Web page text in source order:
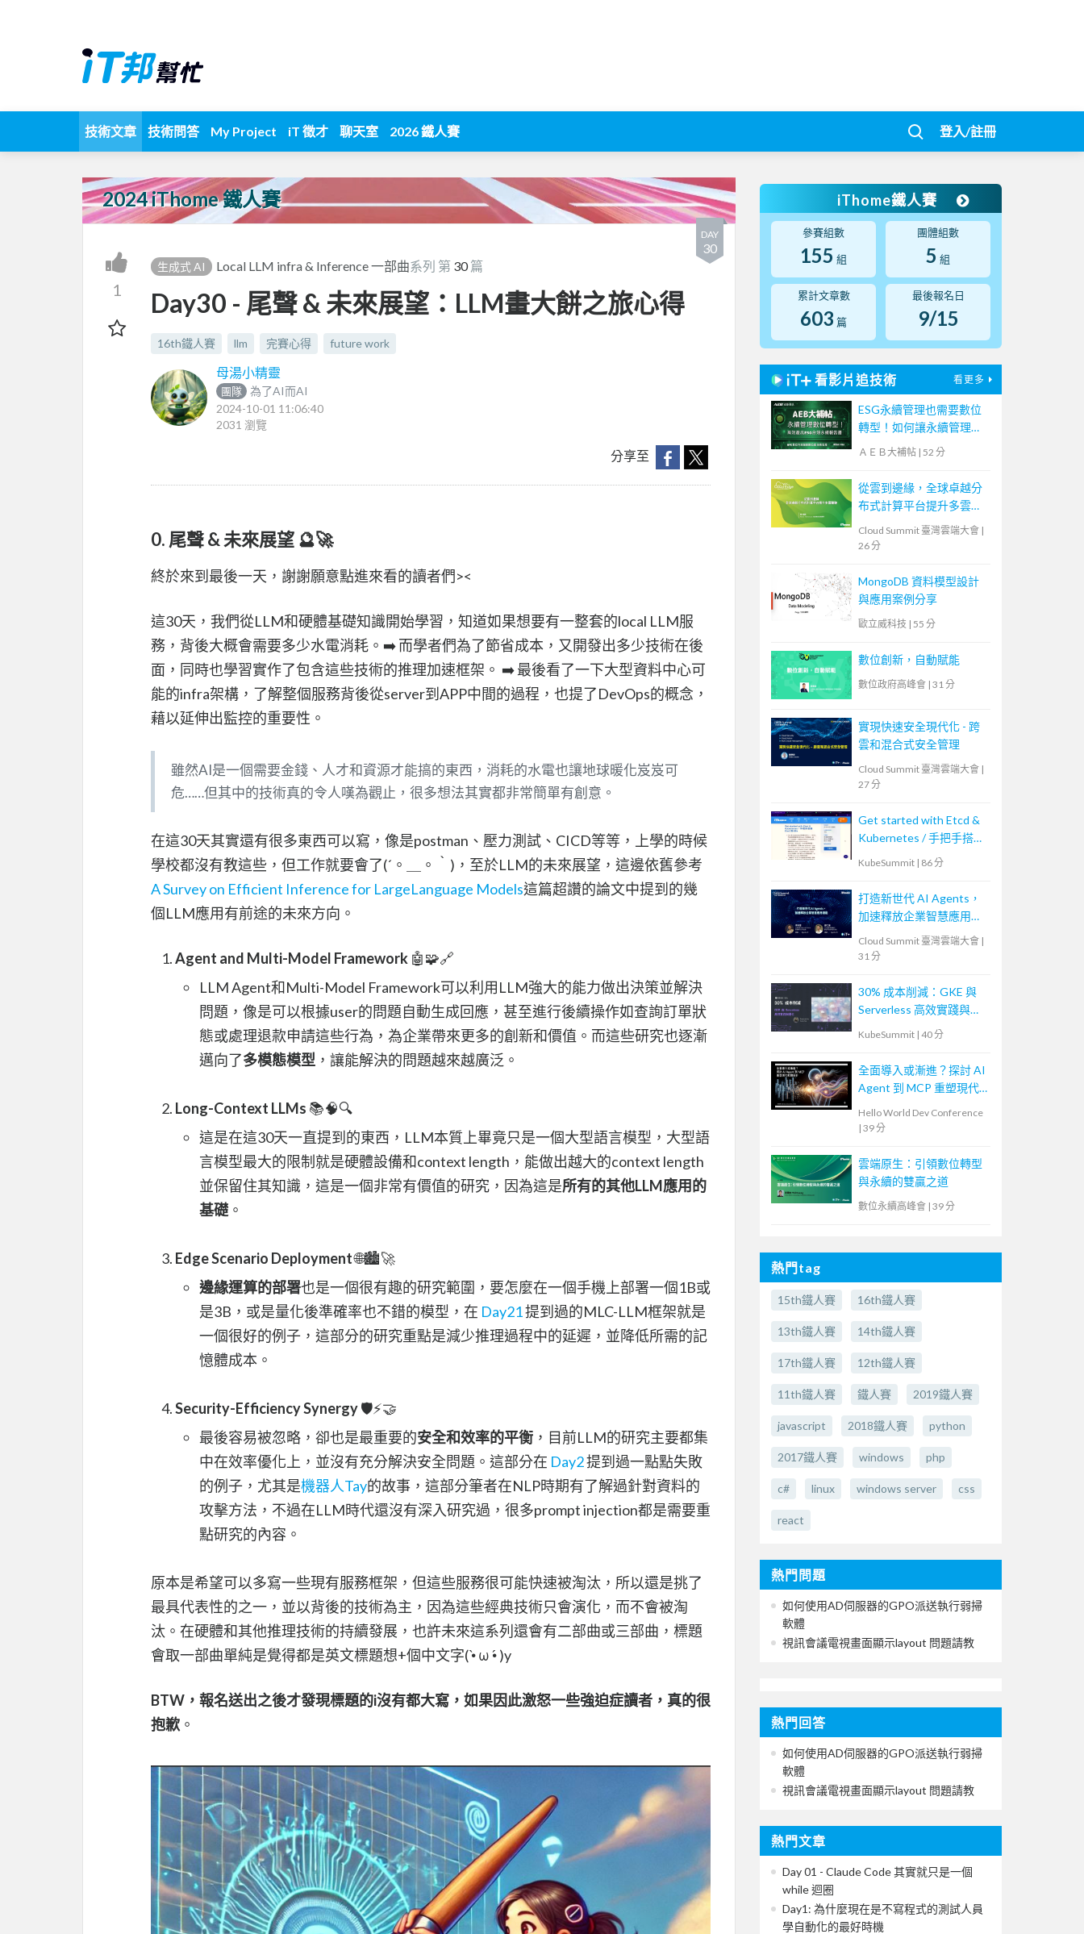
技術文章 技術問答 My Project iT 徵才 聊天室 2026 鐵人賽 登入/註冊
2024 iThome 鐵人賽
DAY
30
1
生成式 AI Local LLM infra & Inference 一部曲系列 第 30篇
Day30 - 尾聲 & 未來展望：LLM畫大餅之旅心得
16th鐵人賽 llm 完賽心得 future work
母湯小精靈
團隊
為了AI而AI
2024-10-01 11:06:40
2031 瀏覽
分享至
0. 尾聲 & 未來展望 🔮🚀
終於來到最後一天，謝謝願意點進來看的讀者們><
這30天，我們從LLM和硬體基礎知識開始學習，知道如果想要有一整套的local LLM服
務，背後大概會需要多少水電消耗。➡️ 而學者們為了節省成本，又開發出多少技術在後
面，同時也學習實作了包含這些技術的推理加速框架。 ➡️ 最後看了一下大型資料中心可
能的infra架構，了解整個服務背後從server到APP中間的過程，也提了DevOps的概念，
藉以延伸出監控的重要性。
雖然AI是一個需要金錢、人才和資源才能搞的東西，消耗的水電也讓地球暖化岌岌可
危……但其中的技術真的令人嘆為觀止，很多想法其實都非常簡單有創意。
在這30天其實還有很多東西可以寫，像是postman、壓力測試、CICD等等，上學的時候
學校都沒有教這些，但工作就要會了(´。＿。｀)，至於LLM的未來展望，這邊依舊參考
A Survey on Efficient Inference for LargeLanguage Models這篇超讚的論文中提到的幾
個LLM應用有前途的未來方向。
Agent and Multi-Model Framework 🤖🧩🔗
LLM Agent和Multi-Model Framework可以利用LLM強大的能力做出決策並解決
問題，像是可以根據user的問題自動生成回應，甚至進行後續操作如查詢訂單狀
態或處理退款申請這些行為，為企業帶來更多的創新和價值。而這些研究也逐漸
邁向了多模態模型 ，讓能解決的問題越來越廣泛。
Long-Context LLMs 📚🧠🔍
這是在這30天一直提到的東西，LLM本質上畢竟只是一個大型語言模型，大型語
言模型最大的限制就是硬體設備和context length，能做出越大的context length
並保留住其知識，這是一個非常有價值的研究，因為這是所有的其他LLM應用的
基礎 。
Edge Scenario Deployment🌐🏙️🚀
邊緣運算的部署也是一個很有趣的研究範圍，要怎麼在一個手機上部署一個1B或
是3B，或是量化後準確率也不錯的模型，在 Day21提到過的MLC-LLM框架就是
一個很好的例子，這部分的研究重點是減少推理過程中的延遲，並降低所需的記
憶體成本。
Security-Efficiency Synergy🛡️⚡🤝
最後容易被忽略，卻也是最重要的安全和效率的平衡 ，目前LLM的研究主要都集
中在效率優化上，並沒有充分解決安全問題。這部分在 Day2提到過一點點失敗
的例子，尤其是機器人Tay的故事，這部分筆者在NLP時期有了解過針對資料的
攻擊方法，不過在LLM時代還沒有深入研究過，很多prompt injection都是需要重
點研究的內容。
原本是希望可以多寫一些現有服務框架，但這些服務很可能快速被淘汰，所以還是挑了
最具代表性的之一，並以背後的技術為主，因為這些經典技術只會演化，而不會被淘
汰。在硬體和其他推理技術的持續發展，也許未來這系列還會有二部曲或三部曲，標題
會取一部曲單純是覺得都是英文標題想+個中文字( •̀ ω •́ )y
BTW，報名送出之後才發現標題的i沒有都大寫，如果因此激怒一些強迫症讀者，真的很
抱歉 。
iThome鐵人賽
參賽組數
155 組
團體組數
5 組
累計文章數
603 篇
最後報名日
9/15
看影片追技術 看更多
ESG永續管理也需要數位
轉型！如何讓永續管理既
高效又符合國際標章？
ＡＥＢ大補帖 | 52 分
從雲到邊緣，全球卓越分
布式計算平台提升多雲體
Cloud Summit 臺灣雲端大會 |
26 分
MongoDB 資料模型設計
與應用案例分享
歐立威科技 | 55 分
數位創新，自動賦能
數位政府高峰會 | 31 分
實現快速安全現代化 - 跨
雲和混合式安全管理
Cloud Summit 臺灣雲端大會 |
27 分
Get started with Etcd &
Kubernetes / 手把手搭建
KubeSummit | 86 分
打造新世代 AI Agents，
加速釋放企業智慧應用潛
Cloud Summit 臺灣雲端大會 |
31 分
30% 成本削減：GKE 與
Serverless 高效實踐與優
KubeSummit | 40 分
全面導入或漸進？探討 AI
Agent 到 MCP 重塑現代
Hello World Dev Conference
| 39 分
雲端原生：引領數位轉型
與永續的雙贏之道
數位永續高峰會 | 39 分
熱門tag
15th鐵人賽 16th鐵人賽
13th鐵人賽 14th鐵人賽
17th鐵人賽 12th鐵人賽
11th鐵人賽 鐵人賽 2019鐵人賽
javascript 2018鐵人賽 python
2017鐵人賽 windows php
c# linux windows server css
react
熱門問題
如何使用AD伺服器的GPO派送執行弱掃
軟體
視訊會議電視畫面顯示layout 問題請教
熱門回答
如何使用AD伺服器的GPO派送執行弱掃
軟體
視訊會議電視畫面顯示layout 問題請教
熱門文章
Day 01 - Claude Code 其實就只是一個
while 迴圈
Day1: 為什麼現在是不寫程式的測試人員
學自動化的最好時機